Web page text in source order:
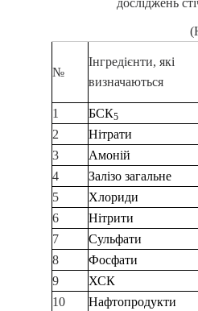
досліджень
№
Інгредієнти, які
визначаються
1
БСК5
2
Нітрати
3
Амоній
4
Залізо загальне
5
Хлориди
6
Нітрити
7
Сульфати
8
Фосфати
9
ХСК
10
Нафтопродукти